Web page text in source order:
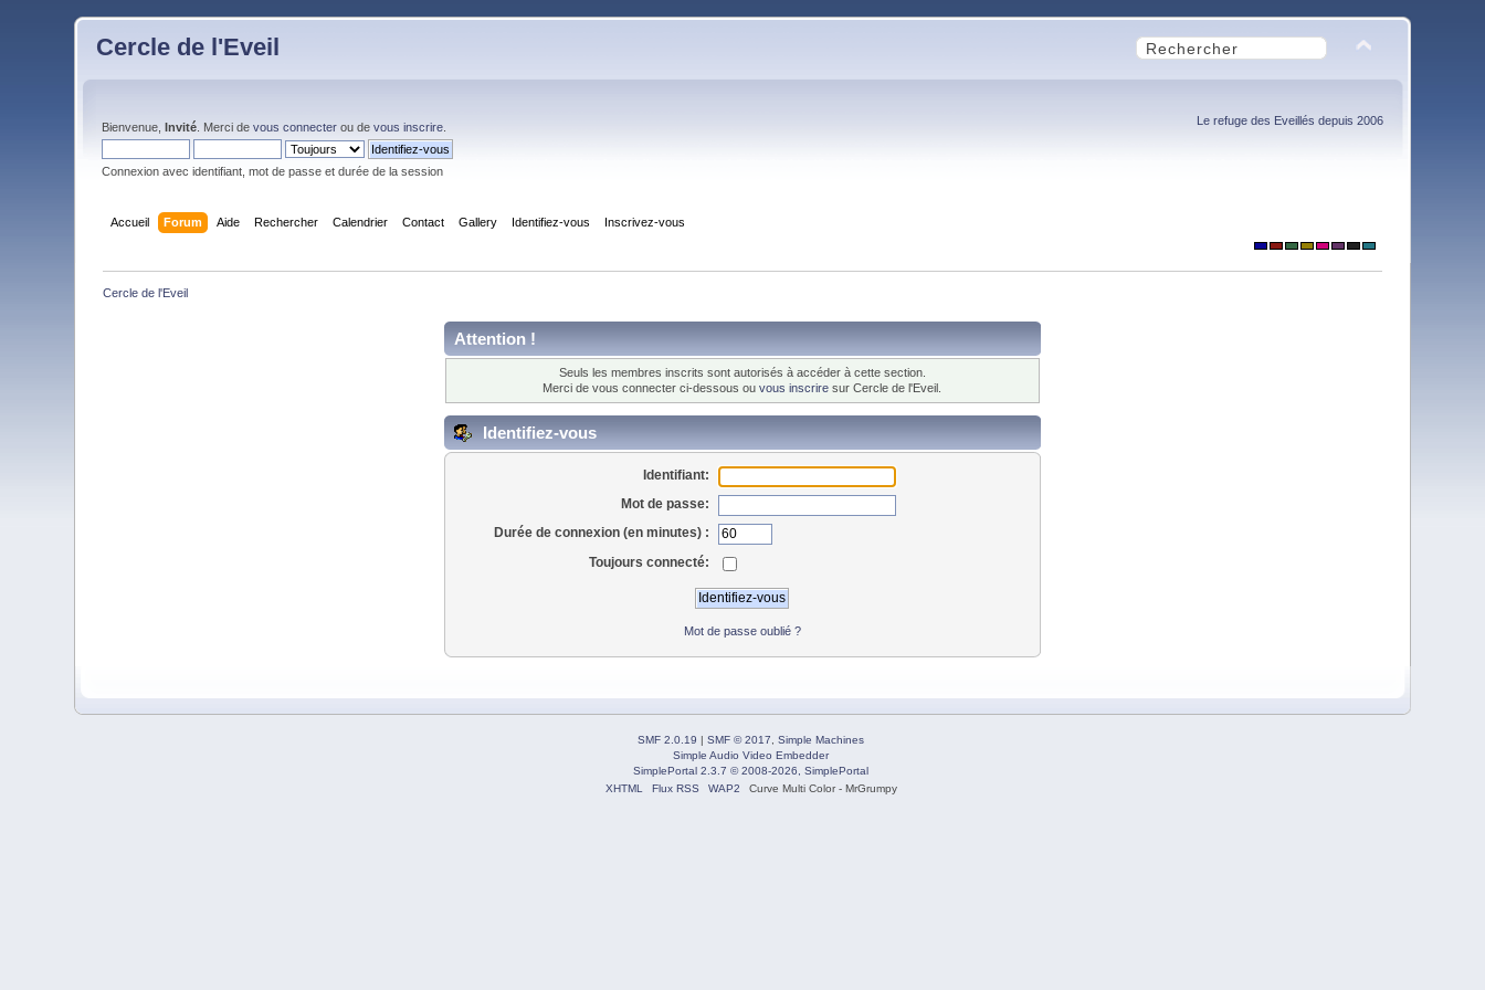
Cercle de l'Eveil
Bienvenue,Invité . Merci devous connecter ou devous inscrire
Connexion avec identifiant, mot de passe et durée de la session
Le refuge des Eveillés depuis 2006
Accueil Forum Aide Rechercher Calendrier Contact Gallery Identifiez-vous Inscrivez-vous
Cercle de l'Eveil
Attention !
Seuls les membres inscrits sont autorisés à accéder à cette section.
Merci de vous connecter ci-dessous ouvous inscrire sur Cercle de l'Eveil.
Identifiez-vous
Identifiant:
Mot de passe:
Durée de connexion (en minutes) :
Toujours connecté:
Mot de passe oublié ?
SMF 2.0.19 | SMF © 2017
Simple Machines
Simple Audio Video Embedder
SimplePortal 2.3.7 © 2008-2026, SimplePortal
XHTML
Flux RSS WAP2 Curve Multi Color - MrGrumpy